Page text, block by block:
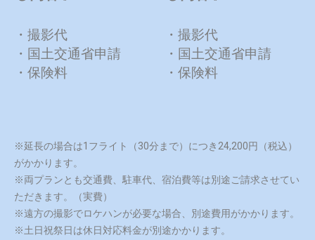
・撮影代
・国土交通省申請
・保険料
・撮影代
・国土交通省申請
・保険料
※延長の場合は1フライト（30分まで）につき24,200円（税込）
がかかります。
※両プランとも交通費、駐車代、宿泊費等は別途ご請求させてい
ただきます。（実費）
※遠方の撮影でロケハンが必要な場合、別途費用がかかります。
※土日祝祭日は休日対応料金が別途かかります。